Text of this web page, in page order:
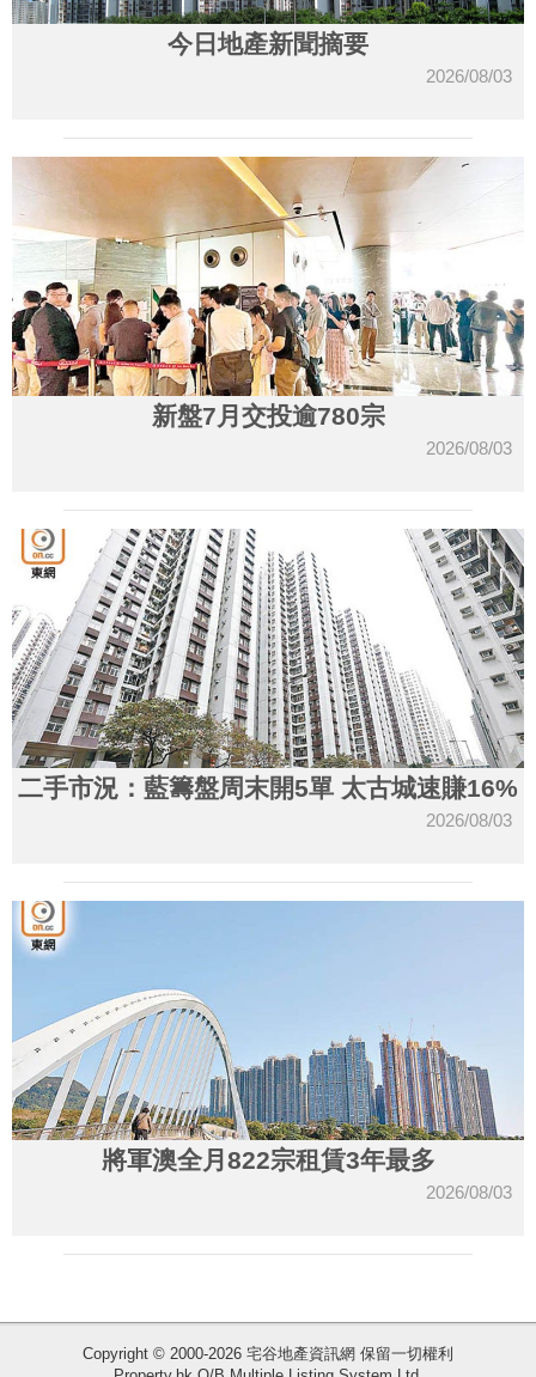
今日地產新聞摘要
2026/08/03
新盤7月交投逾780宗
2026/08/03
二手市況：藍籌盤周末開5單 太古城速賺16%
2026/08/03
將軍澳全月822宗租賃3年最多
2026/08/03
Copyright © 2000-2026 宅谷地產資訊網 保留一切權利